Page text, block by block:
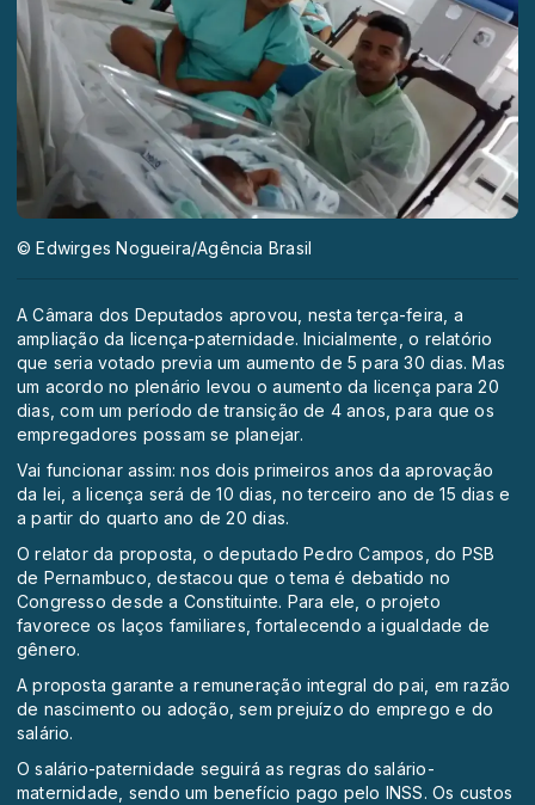
© Edwirges Nogueira/Agência Brasil
A Câmara dos Deputados aprovou, nesta terça-feira, a
ampliação da licença-paternidade. Inicialmente, o relatório
que seria votado previa um aumento de 5 para 30 dias. Mas
um acordo no plenário levou o aumento da licença para 20
dias, com um período de transição de 4 anos, para que os
empregadores possam se planejar.
Vai funcionar assim: nos dois primeiros anos da aprovação
da lei, a licença será de 10 dias, no terceiro ano de 15 dias e
a partir do quarto ano de 20 dias.
O relator da proposta, o deputado Pedro Campos, do PSB
de Pernambuco, destacou que o tema é debatido no
Congresso desde a Constituinte. Para ele, o projeto
favorece os laços familiares, fortalecendo a igualdade de
gênero.
A proposta garante a remuneração integral do pai, em razão
de nascimento ou adoção, sem prejuízo do emprego e do
salário.
O salário-paternidade seguirá as regras do salário-
maternidade, sendo um benefício pago pelo INSS. Os custos